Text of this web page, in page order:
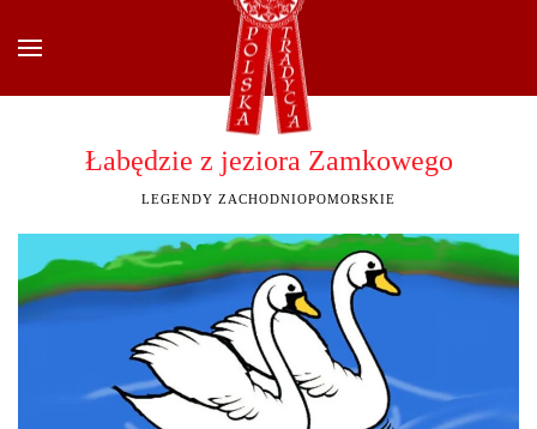
Przejdź do głównej treści
Łabędzie z jeziora Zamkowego
LEGENDY ZACHODNIOPOMORSKIE